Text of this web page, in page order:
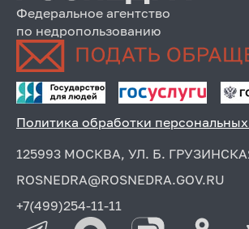
Федеральное агентство
по недропользованию
Политика обработки
125993 МОСКВА, УЛ. Б.
ROSNEDRA@ROSNEDRA.GOV.RU
+7(499)254-11-11